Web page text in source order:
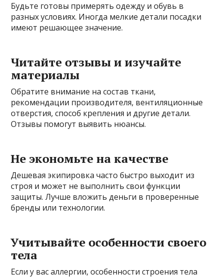
Будьте готовы примерять одежду и обувь в
разных условиях. Иногда мелкие детали посадки
имеют решающее значение.
Читайте отзывы и изучайте
материалы
Обратите внимание на состав ткани,
рекомендации производителя, вентиляционные
отверстия, способ крепления и другие детали.
Отзывы помогут выявить нюансы.
Не экономьте на качестве
Дешевая экипировка часто быстро выходит из
строя и может не выполнить свои функции
защиты. Лучше вложить деньги в проверенные
бренды или технологии.
Учитывайте особенности своего
тела
Если у вас аллергии, особенности строения тела